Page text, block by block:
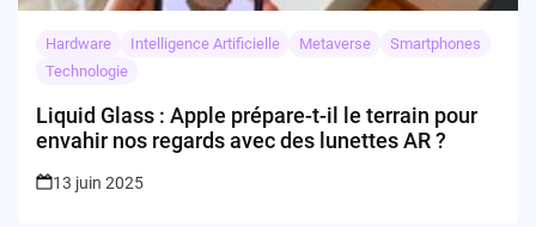
Hardware Intelligence Artificielle Metaverse
Smartphones
Technologie
Liquid Glass : Apple prépare-t-il le terrain pour
envahir nos regards avec des lunettes AR ?
13 juin 2025